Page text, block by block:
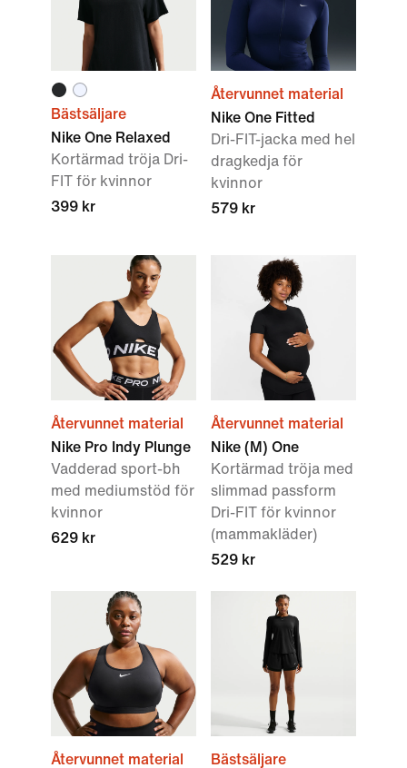
Bästsäljare
Nike One Relaxed
Kortärmad tröja Dri-
FIT för kvinnor
399 kr
Återvunnet material
Nike One Fitted
Dri-FIT-jacka med hel
dragkedja för
kvinnor
579 kr
Återvunnet material
Nike Pro Indy Plunge
Vadderad sport-bh
med mediumstöd för
kvinnor
629 kr
Återvunnet material
Nike (M) One
Kortärmad tröja med
slimmad passform
Dri-FIT för kvinnor
(mammakläder)
529 kr
Återvunnet material
Bästsäljare